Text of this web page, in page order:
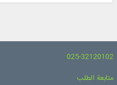
025-32120102
متابعة الطلب